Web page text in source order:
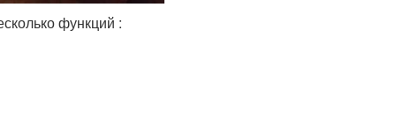
функций :